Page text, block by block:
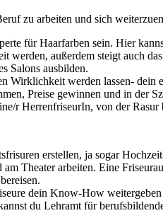
zu arbeiten und sich
für Haarfarben sein. Hier
werden, außerdem steigt auch
Salons ausbilden.
Wirklichkeit werden lassen- dein
Preise gewinnen und in der
r HerrenfriseurIn, von der
erstellen, ja sogar
Theater arbeiten. Eine
dein Know-How weitergeben
du Lehramt für